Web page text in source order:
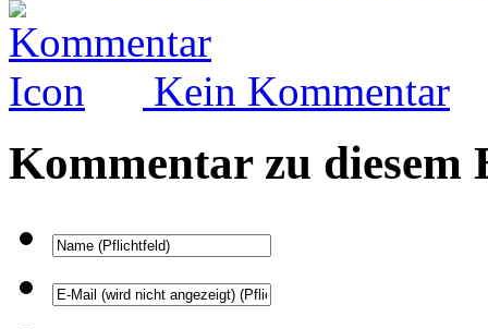
Kein Kommentar
Kommentar zu diesem